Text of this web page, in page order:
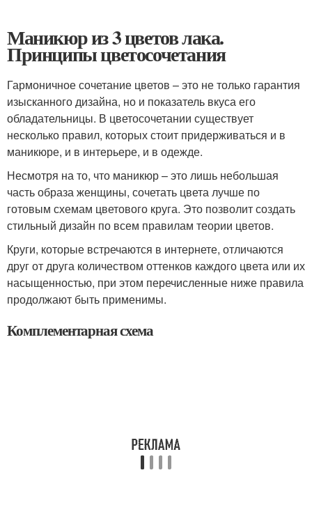
Маникюр из 3 цветов лака.
Принципы цветосочетания
Гармоничное сочетание цветов – это не только гарантия
изысканного дизайна, но и показатель вкуса его
обладательницы. В цветосочетании существует
несколько правил, которых стоит придерживаться и в
маникюре, и в интерьере, и в одежде.
Несмотря на то, что маникюр – это лишь небольшая
часть образа женщины, сочетать цвета лучше по
готовым схемам цветового круга. Это позволит создать
стильный дизайн по всем правилам теории цветов.
Круги, которые встречаются в интернете, отличаются
друг от друга количеством оттенков каждого цвета или их
насыщенностью, при этом перечисленные ниже правила
продолжают быть применимы.
Комплементарная схема